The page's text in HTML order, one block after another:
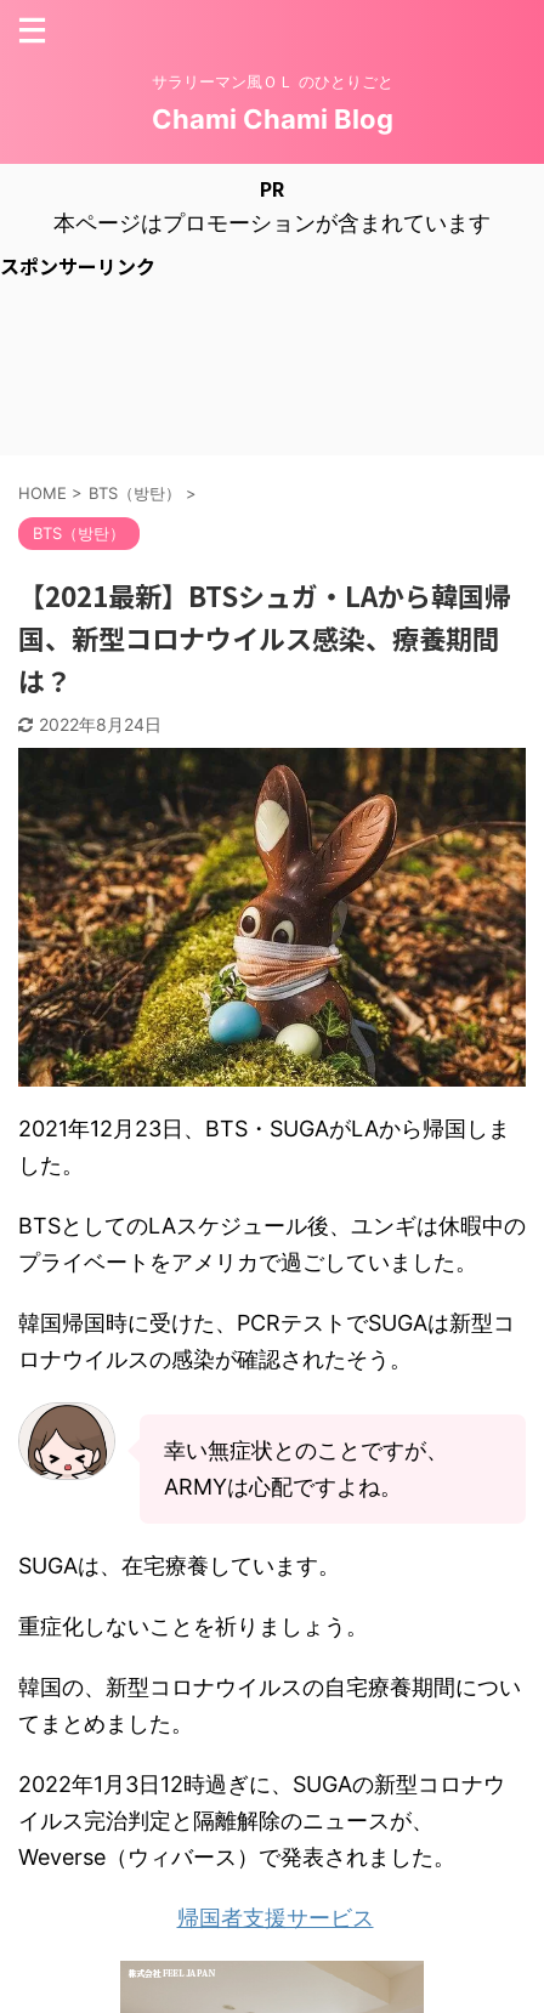
サラリーマン風ＯＬ のひとりごと
Chami Chami Blog
PR
本ページはプロモーションが含まれています
スポンサーリンク
HOME > BTS（방탄） >
BTS（방탄）
【2021最新】BTSシュガ・LAから韓国帰
国、新型コロナウイルス感染、療養期間
は？
2022年8月24日
2021年12月23日、BTS・SUGAがLAから帰国しま
した。
BTSとしてのLAスケジュール後、ユンギは休暇中の
プライベートをアメリカで過ごしていました。
韓国帰国時に受けた、PCRテストでSUGAは新型コ
ロナウイルスの感染が確認されたそう。
幸い無症状とのことですが、
ARMYは心配ですよね。
SUGAは、在宅療養しています。
重症化しないことを祈りましょう。
韓国の、新型コロナウイルスの自宅療養期間につい
てまとめました。
2022年1月3日12時過ぎに、SUGAの新型コロナウ
イルス完治判定と隔離解除のニュースが、
Weverse（ウィバース）で発表されました。
帰国者支援サービス